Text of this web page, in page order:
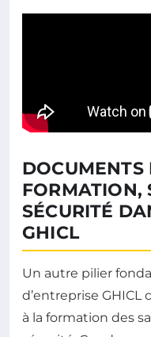
DOCUMENTS
FORMATION,
SÉCURITÉ
GHICL
Un autre pilier
d’entreprise
à la formation des